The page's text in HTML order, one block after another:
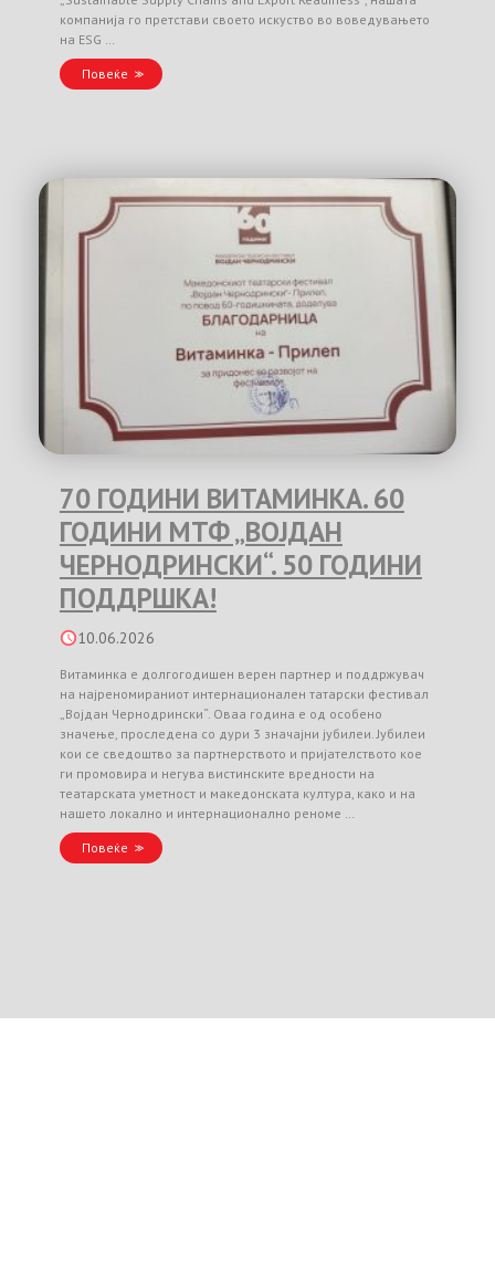
компанија го претстави своето искуство во воведувањето
на ESG …
Повеќе
70 ГОДИНИ ВИТАМИНКА. 60
ГОДИНИ МТФ „ВОЈДАН
ЧЕРНОДРИНСКИ“. 50 ГОДИНИ
ПОДДРШКА!
10.06.2026
Витаминка е долгогодишен верен партнер и поддржувач
на најреномираниот интернационален татарски фестивал
„Војдан Чернодрински“. Оваа година е од особено
значење, проследена со дури 3 значајни јубилеи. Јубилеи
кои се сведоштво за партнерството и пријателството кое
ги промовира и негува вистинските вредности на
театарската уметност и македонската култура, како и на
нашето локално и интернационално реноме …
Повеќе